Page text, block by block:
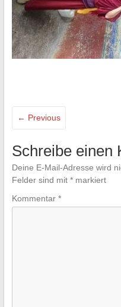
← Previous
Schreibe einen
Deine E-Mail-Adresse wird
Felder sind mit *markiert
Kommentar *